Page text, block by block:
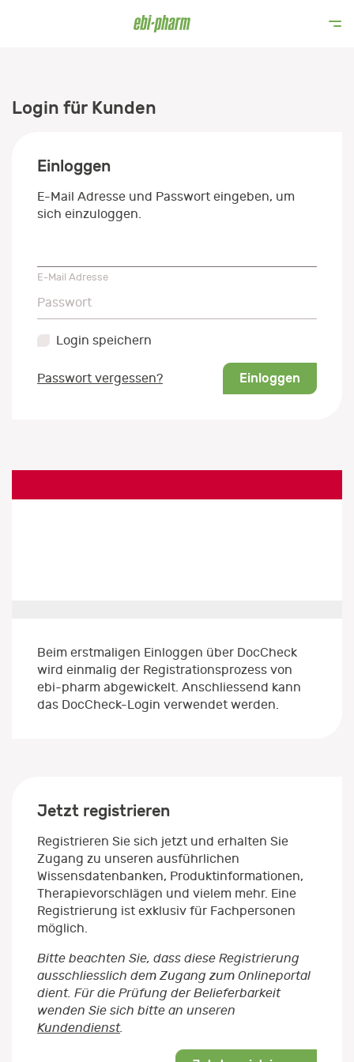
Login für Kunden
Einloggen
E-Mail Adresse und Passwort eingeben, um
sich einzuloggen.
E-Mail Adresse
Passwort
Passwort
Login speichern
Passwort vergessen? Einloggen
Beim erstmaligen Einloggen über DocCheck
wird einmalig der Registrationsprozess von
ebi-pharm abgewickelt. Anschliessend kann
das DocCheck-Login verwendet werden.
Jetzt registrieren
Registrieren Sie sich jetzt und erhalten Sie
Zugang zu unseren ausführlichen
Wissensdatenbanken, Produktinformationen,
Therapievorschlägen und vielem mehr. Eine
Registrierung ist exklusiv für Fachpersonen
möglich.
Bitte beachten Sie, dass diese Registrierung
ausschliesslich dem Zugang zum Onlineportal
dient. Für die Prüfung der Belieferbarkeit
wenden Sie sich bitte an unseren
Kundendienst.